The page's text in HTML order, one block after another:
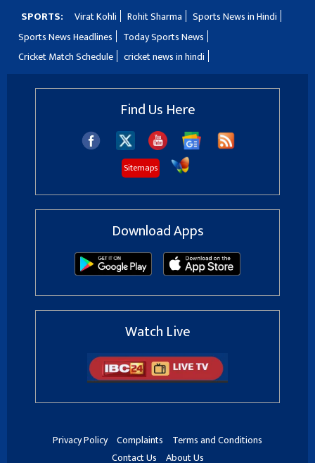
SPORTS: Virat Kohli Rohit Sharma
Sports News in Hindi
Sports News Headlines
Today Sports News
Cricket Match Schedule
cricket news in hindi
Find Us Here
Sitemaps
Download Apps
Watch Live
Privacy Policy Complaints
Terms and Conditions
Contact Us
About Us